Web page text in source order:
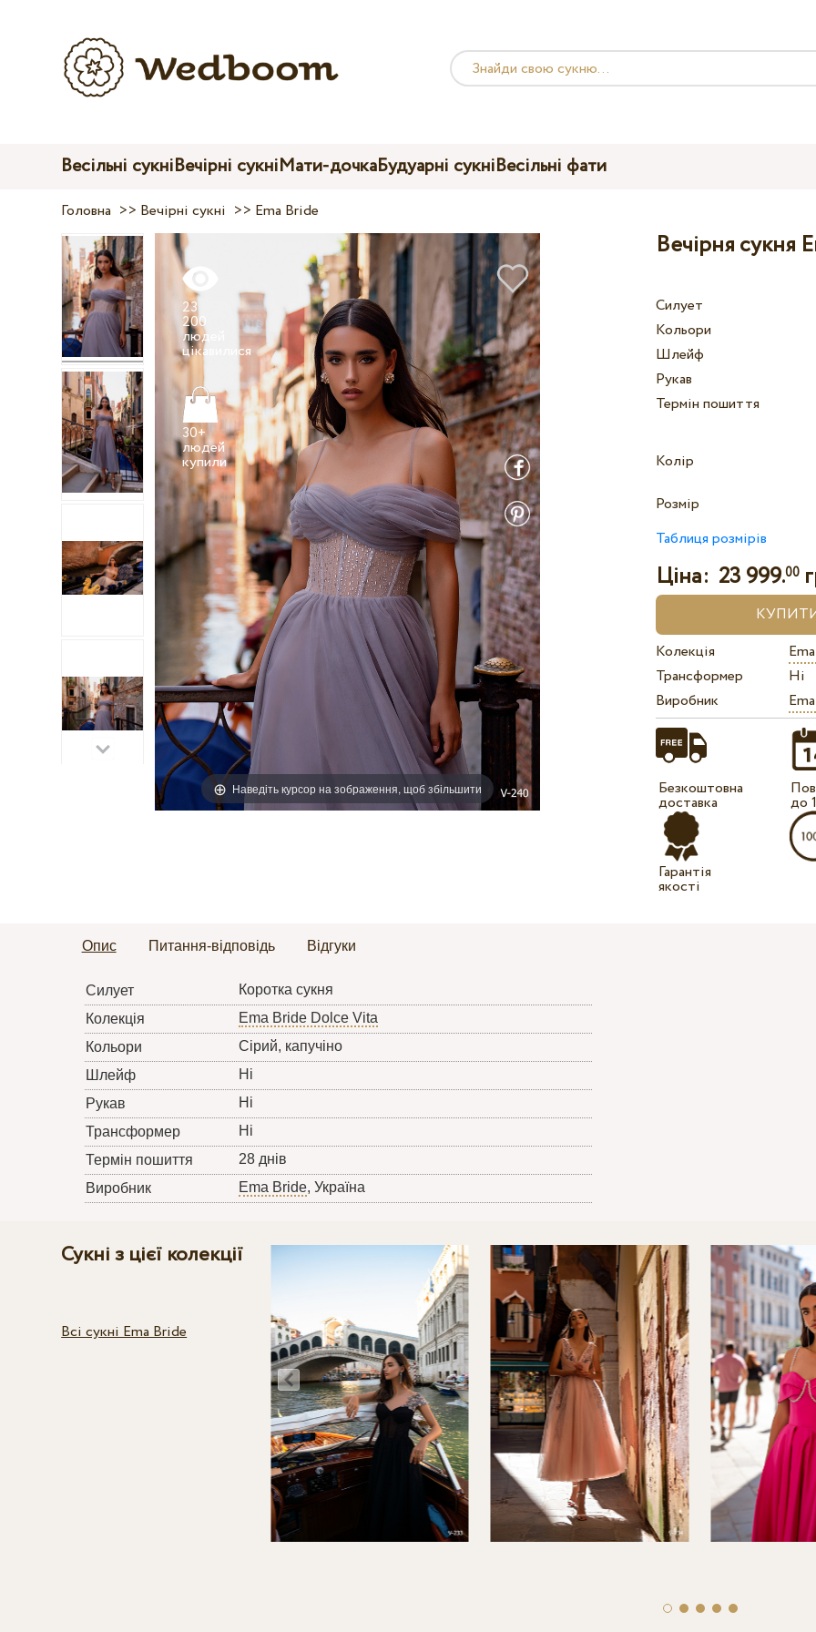
Весільні сукніВечірні сукніМати-дочкаБудуарні сукніВесільні фати
Головна >> Вечірні сукні >> Ema Bride
Наведіть курсор на зображення, щоб збільшити
23
200
людей
цікавилися
30+
людей
купили
Вечірня сукня
Силует
Кольори
Шлейф
Рукав
Термін пошиття
Колір
Розмір
Таблиця розмірів
Ціна: 23 999.00
Колекція
Трансформер
Ні
Виробник
Безкоштовна
доставка
Гарантія
якості
до
Опис Питання-відповідь Відгуки
Силует
Коротка сукня
Колекція
Ema Bride Dolce Vita
Кольори
Сірий, кaпучіно
Шлейф
Ні
Рукав
Ні
Трансформер
Ні
Термін пошиття
28 днів
Виробник
Ema Bride, Україна
Сукні з цієї колекції
Всі сукні Ema Bride